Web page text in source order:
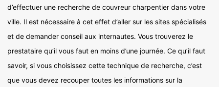
d’effectuer une recherche de couvreur charpentier dans votre
ville. Il est nécessaire à cet effet d’aller sur les sites spécialisés
et de demander conseil aux internautes. Vous trouverez le
prestataire qu’il vous faut en moins d’une journée. Ce qu’il faut
savoir, si vous choisissez cette technique de recherche, c’est
que vous devez recouper toutes les informations sur la